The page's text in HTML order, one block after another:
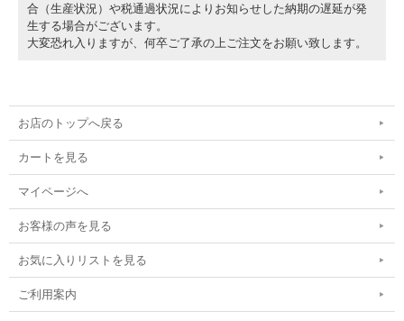
合（生産状況）や税通過状況によりお知らせした納期の遅延が発
生する場合がございます。
大変恐れ入りますが、何卒ご了承の上ご注文をお願い致します。
お店のトップへ戻る
カートを見る
マイページへ
お客様の声を見る
お気に入りリストを見る
ご利用案内